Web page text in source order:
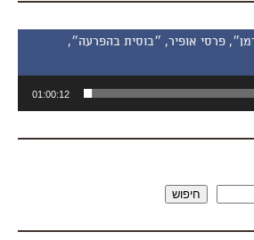
״ספיידרמן״, פרסי אופיר, ״בוסית בהפרעה״,
01:00:12
חיפוש